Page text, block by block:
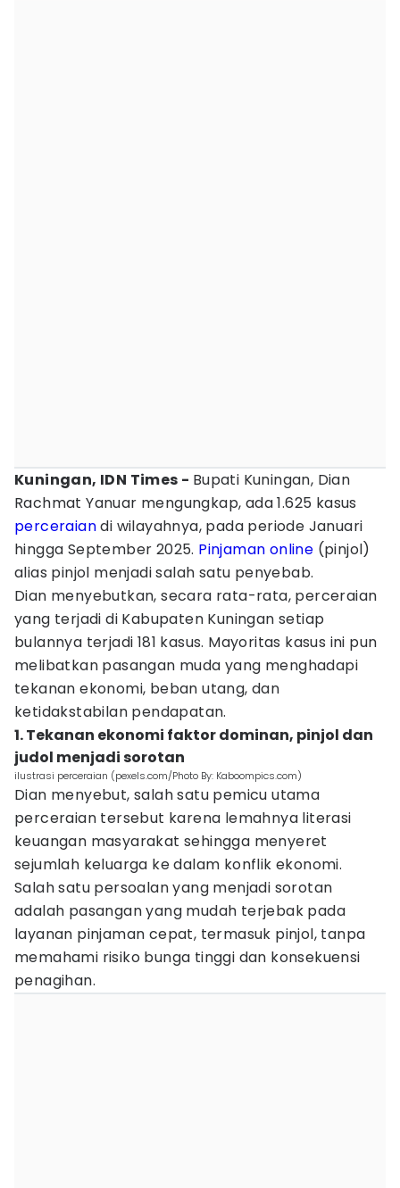
Kuningan, IDN Times - Bupati Kuningan, Dian
Rachmat Yanuar mengungkap, ada 1.625 kasus
perceraiandi wilayahnya, pada periode Januari
hingga September 2025. Pinjaman online (pinjol)
alias pinjol menjadi salah satu penyebab.
Dian menyebutkan, secara rata-rata, perceraian
yang terjadi di Kabupaten Kuningan setiap
bulannya terjadi 181 kasus. Mayoritas kasus ini pun
melibatkan pasangan muda yang menghadapi
tekanan ekonomi, beban utang, dan
ketidakstabilan pendapatan.
1. Tekanan ekonomi faktor dominan, pinjol dan
judol menjadi sorotan
ilustrasi perceraian (pexels.com/Photo By: Kaboompics.com)
Dian menyebut, salah satu pemicu utama
perceraian tersebut karena lemahnya literasi
keuangan masyarakat sehingga menyeret
sejumlah keluarga ke dalam konflik ekonomi.
Salah satu persoalan yang menjadi sorotan
adalah pasangan yang mudah terjebak pada
layanan pinjaman cepat, termasuk pinjol, tanpa
memahami risiko bunga tinggi dan konsekuensi
penagihan.